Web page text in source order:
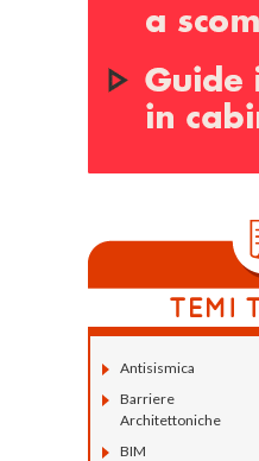
Antisismica
Barriere
Architettoniche
BIM